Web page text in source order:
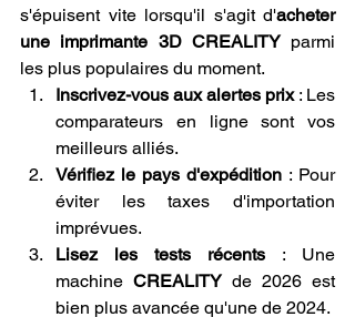
s'épuisent vite lorsqu'il s'agit d'acheter
une imprimante 3D CREALITY parmi
les plus populaires du moment.
Inscrivez-vous aux alertes prix : Les
comparateurs en ligne sont vos
meilleurs alliés.
Vérifiez le pays d'expédition : Pour
éviter les taxes d'importation
imprévues.
Lisez les tests récents : Une
machine CREALITY de 2026 est
bien plus avancée qu'une de 2024.